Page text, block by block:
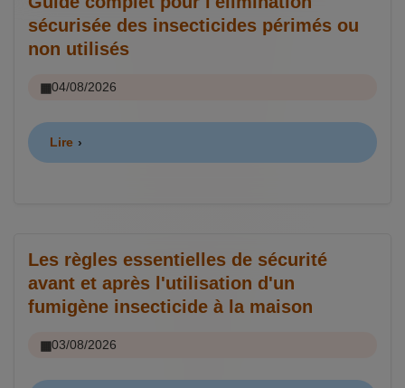
sécurisée des insecticides périmés ou
non utilisés
04/08/2026
Lire
Les règles essentielles de sécurité
avant et après l'utilisation d'un
fumigène insecticide à la maison
03/08/2026